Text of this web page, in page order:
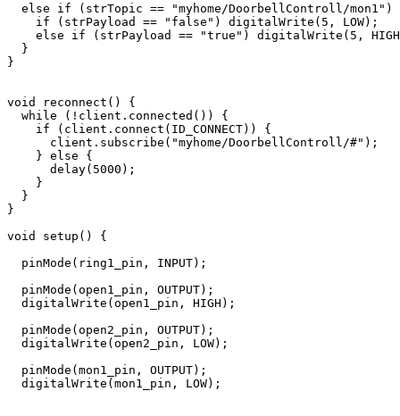
else if (strTopic == "myhome/DoorbellControll/mon1")
    if (strPayload == "false") digitalWrite(5, LOW);
else if (strPayload == "true") digitalWrite(5,
  }
}
void reconnect() {
  while (!client.connected()) {
    if (client.connect(ID_CONNECT)) {
      client.subscribe("myhome/DoorbellControll/#");
    } else {
      delay(5000);
    }
  }
}
void setup() {
  pinMode(ring1_pin, INPUT);
  pinMode(open1_pin, OUTPUT);
  digitalWrite(open1_pin, HIGH);
  pinMode(open2_pin, OUTPUT);
  digitalWrite(open2_pin, LOW);
  pinMode(mon1_pin, OUTPUT);
  digitalWrite(mon1_pin, LOW);